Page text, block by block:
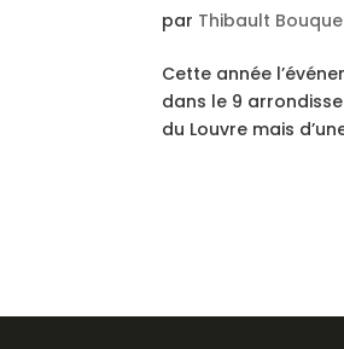
par Thibault
Cette année
dans le 9
du Louvre mais